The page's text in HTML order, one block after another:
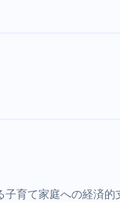
育て家庭への経済的